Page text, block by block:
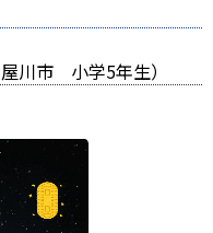
市 小学5年生）